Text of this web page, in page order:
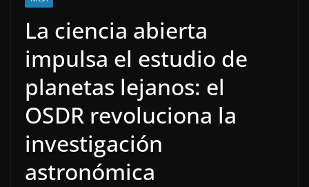
La ciencia abierta
impulsa el estudio de
planetas lejanos: el
OSDR revoluciona la
investigación
astronómica